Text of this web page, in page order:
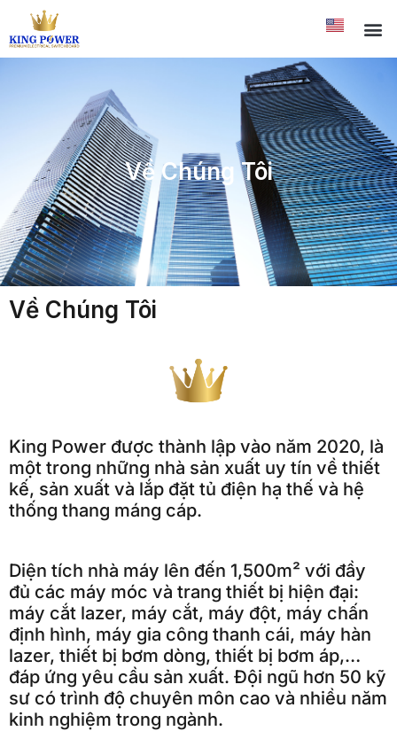
Về Chúng Tôi
Về Chúng Tôi
King Power được thành lập vào năm 2020, là
một trong những nhà sản xuất uy tín về thiết
kế, sản xuất và lắp đặt tủ điện hạ thế và hệ
thống thang máng cáp.
Diện tích nhà máy lên đến 1,500m² với đầy
đủ các máy móc và trang thiết bị hiện đại:
máy cắt lazer, máy cắt, máy đột, máy chấn
định hình, máy gia công thanh cái, máy hàn
lazer, thiết bị bơm dòng, thiết bị bơm áp,…
đáp ứng yêu cầu sản xuất. Đội ngũ hơn 50 kỹ
sư có trình độ chuyên môn cao và nhiều năm
kinh nghiệm trong ngành.